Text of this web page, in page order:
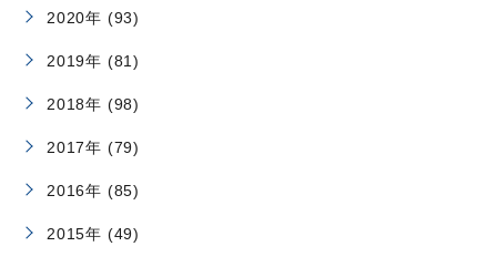
2020年 (93)
2019年 (81)
2018年 (98)
2017年 (79)
2016年 (85)
2015年 (49)